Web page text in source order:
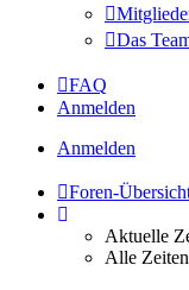
Das
FAQ
Anmelden
Anmelden
Foren-
Aktuelle
Alle